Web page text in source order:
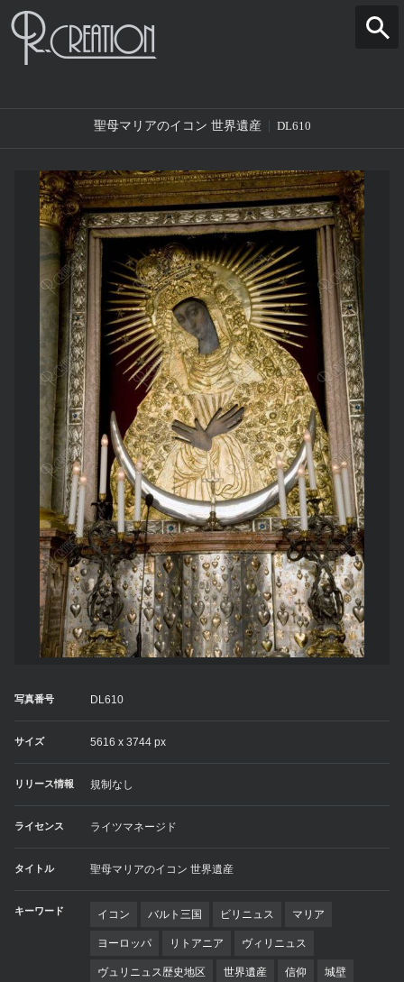
聖母マリアのイコン 世界遺産 DL610
写真番号 DL610
サイズ 5616 x 3744 px
リリース情報 規制なし
ライセンス ライツマネージド
タイトル 聖母マリアのイコン 世界遺産
キーワード イコン バルト三国 ビリニュス マリア
ヨーロッパ リトアニア ヴィリニュス
ヴュリニュス歴史地区 世界遺産 信仰 城壁